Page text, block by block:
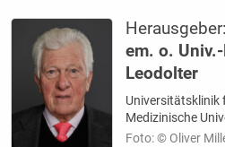
Herausgeber:
em. o.
Leodolter
Universitätsklinik
Medizinische
Foto: © Oliver